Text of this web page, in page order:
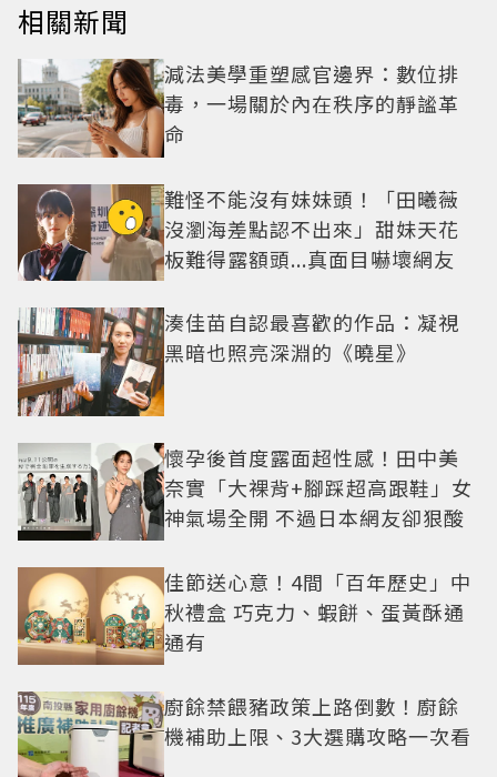
相關新聞
減法美學重塑感官邊界：數位排
毒，一場關於內在秩序的靜謐革
命
難怪不能沒有妹妹頭！「田曦薇
沒瀏海差點認不出來」甜妹天花
板難得露額頭...真面目嚇壞網友
湊佳苗自認最喜歡的作品：凝視
黑暗也照亮深淵的《曉星》
懷孕後首度露面超性感！田中美
奈實「大裸背+腳踩超高跟鞋」女
神氣場全開 不過日本網友卻狠酸
佳節送心意！4間「百年歷史」中
秋禮盒 巧克力、蝦餅、蛋黃酥通
通有
廚餘禁餵豬政策上路倒數！廚餘
機補助上限、3大選購攻略一次看